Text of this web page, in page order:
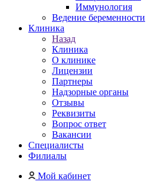
Иммунология
Ведение беременности
Клиника
Назад
Клиника
О клинике
Лицензии
Партнеры
Надзорные органы
Отзывы
Реквизиты
Вопрос ответ
Вакансии
Специалисты
Филиалы
Мой кабинет